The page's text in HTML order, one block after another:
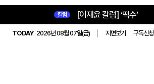
칼럼 [이재윤 칼럼] ‘떡수’
TODAY 2026년 08월 07일(금) 지면보기 구독신청